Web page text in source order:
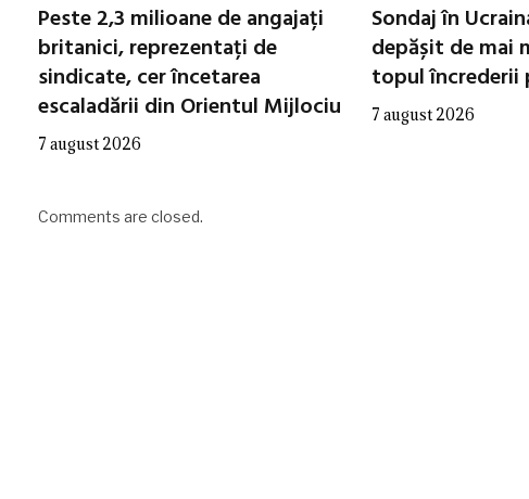
Peste 2,3 milioane de angajați
britanici, reprezentați de
sindicate, cer încetarea
escaladării din Orientul Mijlociu
7 august 2026
Sondaj în
depășit de mai
topul încrederii
7 august 2026
Comments are closed.